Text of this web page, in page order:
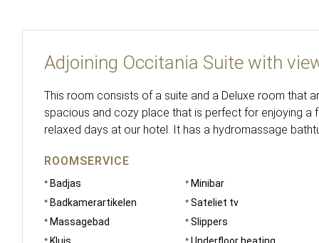
Adjoining Occitania Suite with
This room consists of a suite and a Deluxe room that
spacious and cozy place that is perfect for enjoying a
relaxed days at our hotel. It has a hydromassage
ROOMSERVICE
Badjas
Badkamerartikelen
Massagebad
Minibar
Sateliet tv
Slippers